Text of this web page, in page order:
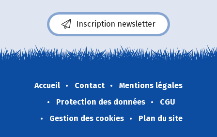
Inscription newsletter
Accueil Contact
Mentions légales
Protection des données
CGU
Gestion des cookies
Plan du site